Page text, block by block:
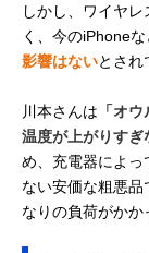
しかし、ワイヤ
く、今のiPhone
影響はないとされ
川本さんは 「オ
温度が上がりすぎ
め、充電器によっ
ない安価な粗悪
なりの負荷がかか